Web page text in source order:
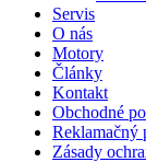
Servis
O nás
Motory
Články
Kontakt
Obchodné
Reklamačný
Zásady